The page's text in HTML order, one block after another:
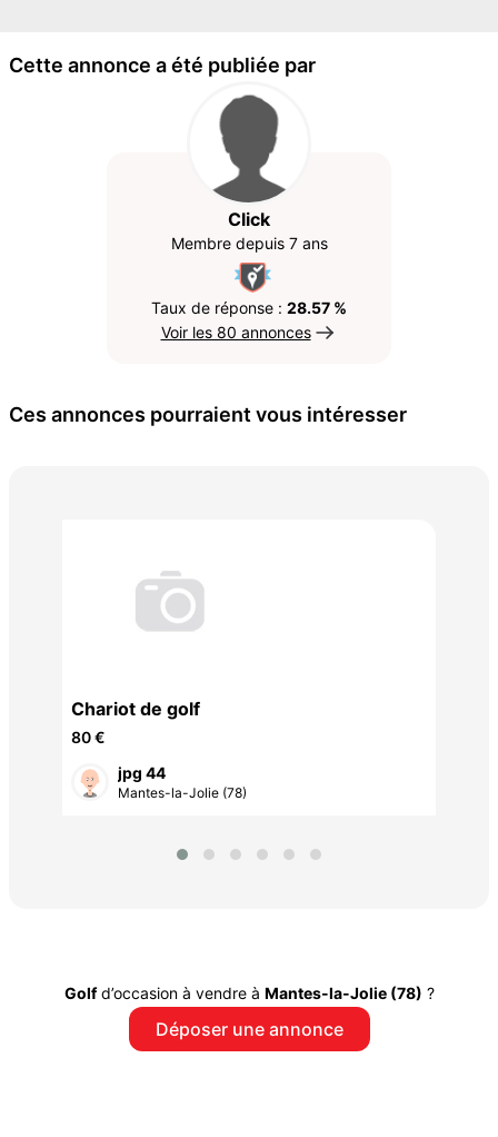
Cette annonce a été publiée par
Click
Membre depuis 7 ans
Taux de réponse : 28.57 %
Voir les 80 annonces
Ces annonces pourraient vous intéresser
Chariot de golf
80 €
jpg 44
Mantes-la-Jolie (78)
Golfd’occasion à vendre à Mantes-la-Jolie (78) ?
Déposer une annonce